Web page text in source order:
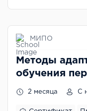
МИПО
Методы
обучения
2 месяца С